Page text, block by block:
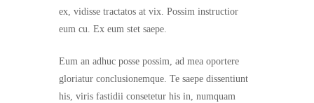
ex, vidisse tractatos at vix. Possim instructior
eum cu. Ex eum stet saepe.
Eum an adhuc posse possim, ad mea oportere
gloriatur conclusionemque. Te saepe dissentiunt
his, viris fastidii consetetur his in, numquam